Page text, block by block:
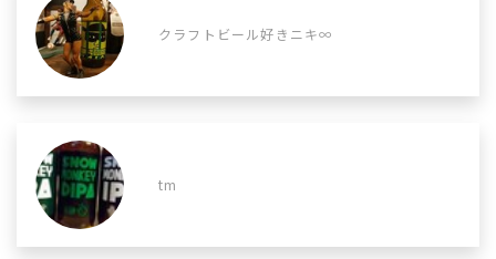
クラフトビール好きニキ∞
tm